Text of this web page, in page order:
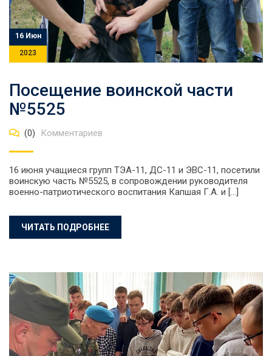
16 Июн
2023
Посещение воинской части
№5525
(0) Комментариев
16 июня учащиеся групп ТЭА-11, ДС-11 и ЭВС-11, посетили
воинскую часть №5525, в сопровождении руководителя
военно-патриотического воспитания Капшая Г.А. и […]
ЧИТАТЬ ПОДРОБНЕЕ